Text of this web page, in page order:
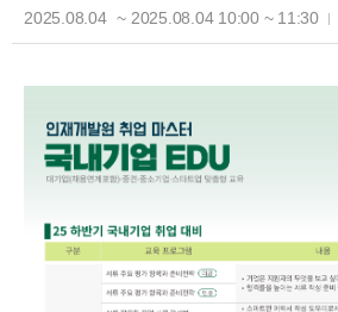
2025.08.04 ~ 2025.08.04 10:00 ~ 11:30